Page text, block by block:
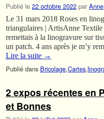
Publié le 22 octobre 2022 par Anne
Le 31 mars 2018 Roses en
triangulaires | ArtisAnne
remettais à la linogravure sur
un patch. 4 ans après je m’y
Lire la suite →
Publié dans Bricolage,Cartes,
2 expos récentes en
et Bonnes